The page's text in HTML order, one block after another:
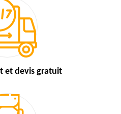
et devis gratuit